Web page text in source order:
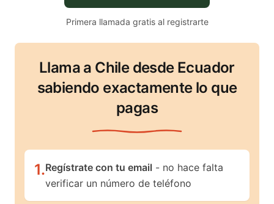
Primera llamada gratis al registrarte
Llama a Chile desde Ecuador
sabiendo exactamente lo que
pagas
1.Regístrate con tu email - no hace falta
verificar un número de teléfono